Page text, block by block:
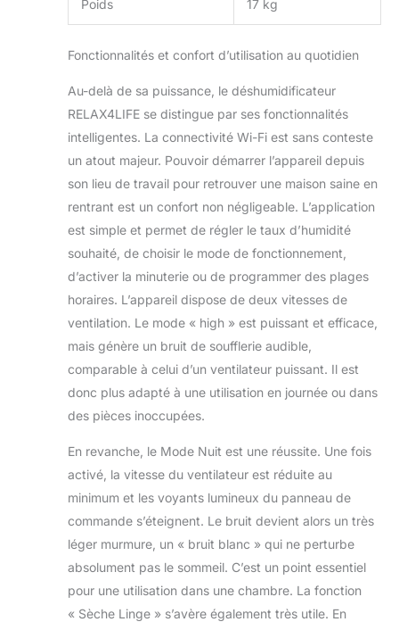
Poids 17 kg
Fonctionnalités et confort d’utilisation au quotidien
Au-delà de sa puissance, le déshumidificateur
RELAX4LIFE se distingue par ses fonctionnalités
intelligentes. La connectivité Wi-Fi est sans conteste
un atout majeur. Pouvoir démarrer l’appareil depuis
son lieu de travail pour retrouver une maison saine en
rentrant est un confort non négligeable. L’application
est simple et permet de régler le taux d’humidité
souhaité, de choisir le mode de fonctionnement,
d’activer la minuterie ou de programmer des plages
horaires. L’appareil dispose de deux vitesses de
ventilation. Le mode « high » est puissant et efficace,
mais génère un bruit de soufflerie audible,
comparable à celui d’un ventilateur puissant. Il est
donc plus adapté à une utilisation en journée ou dans
des pièces inoccupées.
En revanche, le Mode Nuit est une réussite. Une fois
activé, la vitesse du ventilateur est réduite au
minimum et les voyants lumineux du panneau de
commande s’éteignent. Le bruit devient alors un très
léger murmure, un « bruit blanc » qui ne perturbe
absolument pas le sommeil. C’est un point essentiel
pour une utilisation dans une chambre. La fonction
« Sèche Linge » s’avère également très utile. En